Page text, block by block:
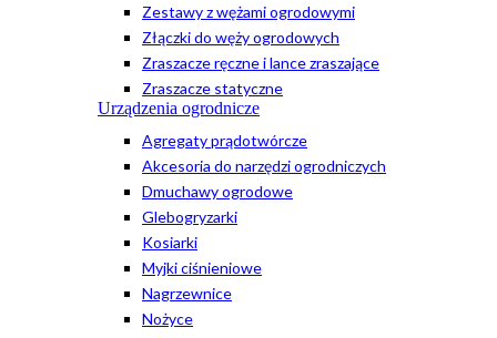
Zestawy z wężami ogrodowymi
Złączki do węży ogrodowych
Zraszacze ręczne i lance zraszające
Zraszacze statyczne
Urządzenia ogrodnicze
Agregaty prądotwórcze
Akcesoria do narzędzi ogrodniczych
Dmuchawy ogrodowe
Glebogryzarki
Kosiarki
Myjki ciśnieniowe
Nagrzewnice
Nożyce